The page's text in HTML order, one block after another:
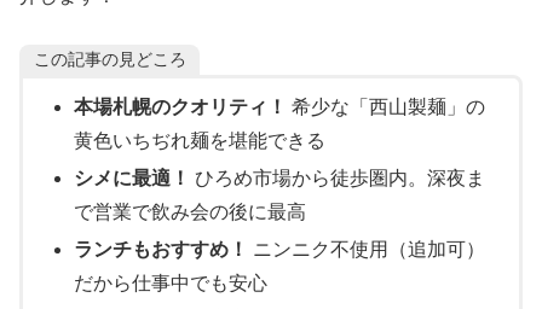
この記事の見どころ
本場札幌のクオリティ！ 希少な「西山製麺」の
黄色いちぢれ麺を堪能できる
シメに最適！
ひろめ市場から徒歩圏内。深夜ま
で営業で飲み会の後に最高
ランチもおすすめ！
ニンニク不使用（追加可）
だから仕事中でも安心